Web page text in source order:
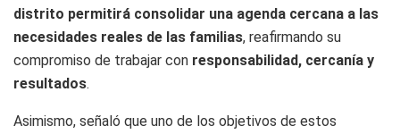
distrito permitirá consolidar una agenda cercana a las
necesidades reales de las familias, reafirmando su
compromiso de trabajar con responsabilidad, cercanía y
resultados.
Asimismo, señaló que uno de los objetivos de estos